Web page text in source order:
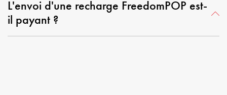
L'envoi d'une recharge FreedomPOP est-
il payant ?